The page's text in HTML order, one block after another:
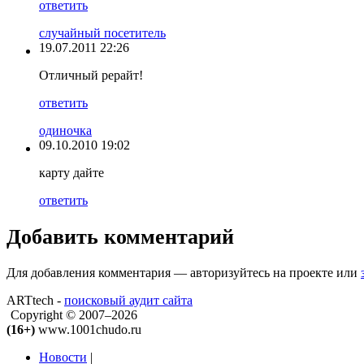
ответить
случайный посетитель
19.07.2011 22:26
Отличный рерайт!
ответить
одиночка
09.10.2010 19:02
карту дайте
ответить
Добавить комментарий
Для добавления комментария — авторизуйтесь на проекте или
ARTtech - поисковый аудит сайта
Copyright © 2007–2026
(16+) www.1001chudo.ru
Новости |